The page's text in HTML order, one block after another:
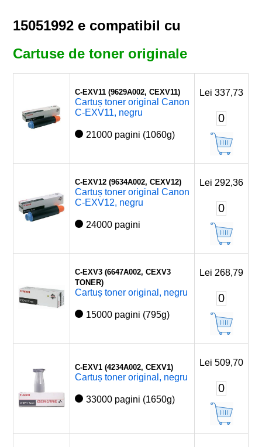
15051992 e compatibil cu
Cartuse de toner originale
C-EXV11 (9629A002, CEXV11)
Cartuș toner original Canon
C-EXV11, negru
21000 pagini (1060g)
Lei 337,73
0
C-EXV12 (9634A002, CEXV12)
Cartuș toner original Canon
C-EXV12, negru
24000 pagini
Lei 292,36
0
C-EXV3 (6647A002, CEXV3
TONER)
Cartuș toner original, negru
15000 pagini (795g)
Lei 268,79
0
C-EXV1 (4234A002, CEXV1)
Cartuș toner original, negru
33000 pagini (1650g)
Lei 509,70
0